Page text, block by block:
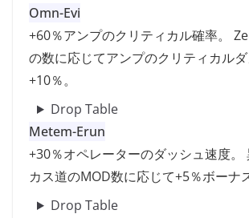
Omn-Evi
+60％アンプのクリティカル確率。
の数に応じてアンプのクリティカル
+10％。
Drop Table
Metem-Erun
+30％オペレーターのダッシュ速度。
カス道のMOD数に応じて+5％ボーナス
Drop Table